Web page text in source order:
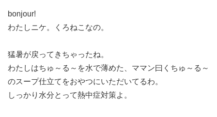
bonjour!
わたしニケ。くろねこなの。
猛暑が戻ってきちゃったね。
わたしはちゅ～る～を水で薄めた、ママン曰くちゅ～る～
のスープ仕立てをおやつにいただいてるわ。
しっかり水分とって熱中症対策よ。